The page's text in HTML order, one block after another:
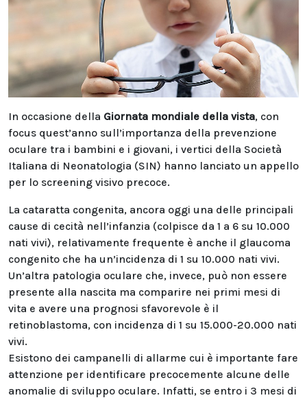
In occasione della Giornata mondiale della vista, con
focus quest’anno sull’importanza della prevenzione
oculare tra i bambini e i giovani, i vertici della Società
Italiana di Neonatologia (SIN) hanno lanciato un appello
per lo screening visivo precoce.
La cataratta congenita, ancora oggi una delle principali
cause di cecità nell’infanzia (colpisce da 1 a 6 su 10.000
nati vivi), relativamente frequente è anche il glaucoma
congenito che ha un’incidenza di 1 su 10.000 nati vivi.
Un’altra patologia oculare che, invece, può non essere
presente alla nascita ma comparire nei primi mesi di
vita e avere una prognosi sfavorevole è il
retinoblastoma, con incidenza di 1 su 15.000-20.000 nati
vivi.
Esistono dei campanelli di allarme cui è importante fare
attenzione per identificare precocemente alcune delle
anomalie di sviluppo oculare. Infatti, se entro i 3 mesi di